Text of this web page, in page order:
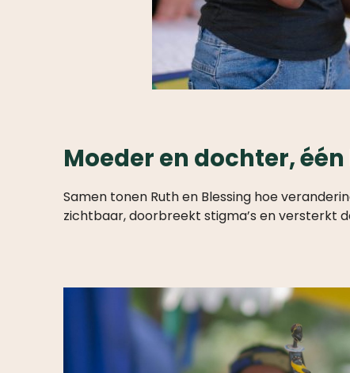
Moeder en dochter,
Samen tonen Ruth en Blessing hoe
zichtbaar, doorbreekt stigma’s en versterkt